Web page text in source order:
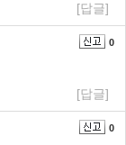
[답글]
0
[답글]
0